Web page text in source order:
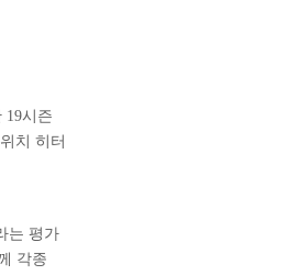
19시즌
치 히터
는 평가
각종